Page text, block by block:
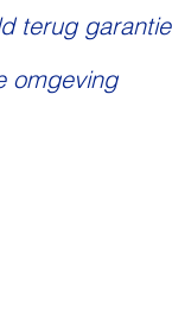
terug garantie
omgeving